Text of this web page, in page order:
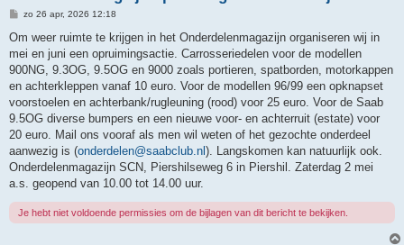
B
r
c
h
zo 26 apr, 2026 12:18
Om weer ruimte te krijgen in het Onderdelenmagazijn organiseren wij in
mei en juni een opruimingsactie. Carrosseriedelen voor de modellen
900NG, 9.3OG, 9.5OG en 9000 zoals portieren, spatborden, motorkappen
en achterkleppen vanaf 10 euro. Voor de modellen 96/99 een opknapset
voorstoelen en achterbank/rugleuning (rood) voor 25 euro. Voor de Saab
9.5OG diverse bumpers en een nieuwe voor- en achterruit (estate) voor
20 euro. Mail ons vooraf als men wil weten of het gezochte onderdeel
aanwezig is (onderdelen@saabclub.nl ). Langskomen kan natuurlijk ook.
Onderdelenmagazijn SCN, Piershilseweg 6 in Piershil. Zaterdag 2 mei
a.s. geopend van 10.00 tot 14.00 uur.
Je hebt niet voldoende permissies om de bijlagen van dit bericht te bekijken.